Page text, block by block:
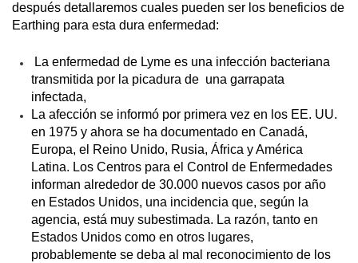
después detallaremos cuales pueden ser los beneficios de
Earthing para esta dura enfermedad:
La enfermedad de Lyme es una infección bacteriana
transmitida por la picadura de  una garrapata
infectada,
La afección se informó por primera vez en los EE. UU.
en 1975 y ahora se ha documentado en Canadá,
Europa, el Reino Unido, Rusia, África y América
Latina. Los Centros para el Control de Enfermedades
informan alrededor de 30.000 nuevos casos por año
en Estados Unidos, una incidencia que, según la
agencia, está muy subestimada. La razón, tanto en
Estados Unidos como en otros lugares,
probablemente se deba al mal reconocimiento de los